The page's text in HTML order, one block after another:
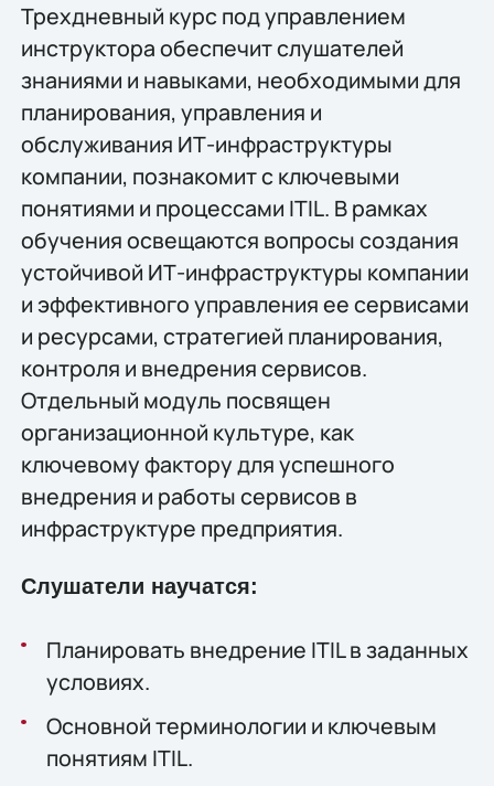
Трехдневный курс под управлением
инструктора обеспечит слушателей
знаниями и навыками, необходимыми для
планирования, управления и
обслуживания ИТ-инфраструктуры
компании, познакомит с ключевыми
понятиями и процессами ITIL. В рамках
обучения освещаются вопросы создания
устойчивой ИТ-инфраструктуры компании
и эффективного управления ее сервисами
и ресурсами, стратегией планирования,
контроля и внедрения сервисов.
Отдельный модуль посвящен
организационной культуре, как
ключевому фактору для успешного
внедрения и работы сервисов в
инфраструктуре предприятия.
Слушатели научатся:
Планировать внедрение ITIL в заданных
условиях.
Основной терминологии и ключевым
понятиям ITIL.